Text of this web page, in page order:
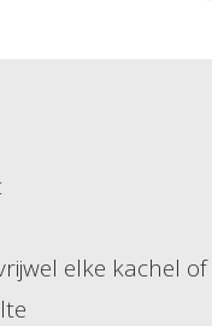
elke kachel